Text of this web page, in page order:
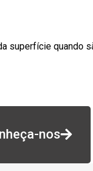
superfície quando
nos